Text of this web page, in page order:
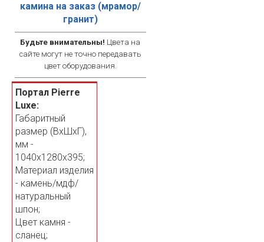
камина на заказ (мрамор/
гранит)
Будьте внимательны! Цвета на
сайте могут не точно передавать
цвет оборудования.
Портал Pierre
Luxe:
Габаритный
размер (ВхШхГ),
мм -
1040х1280х395;
Материал изделия
- камень/мдф/
натуральный
шпон;
Цвет камня -
сланец;